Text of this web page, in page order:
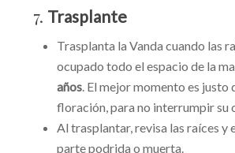
7. Trasplante
Trasplanta la Vanda cuando las
ocupado todo el espacio de la
años. El mejor momento es justo
floración, para no interrumpir su
Al trasplantar, revisa las raíces y
parte podrida o muerta.